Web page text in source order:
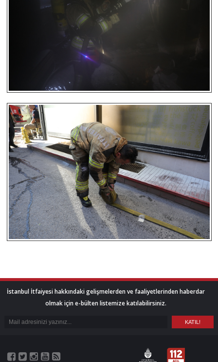
İstanbul İtfaiyesi hakkındaki gelişmelerden ve faaliyetlerinden haberdar
olmak için e-bülten listemize katılabilirsiniz.